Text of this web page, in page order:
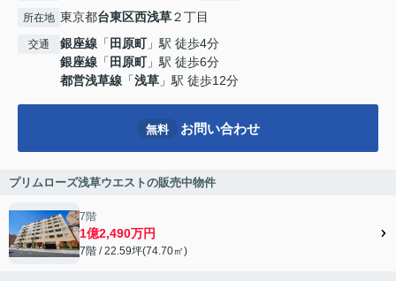
所在地 東京都台東区西浅草２丁目
交通 銀座線 「 田原町」駅 徒歩4分
銀座線 「 田原町」駅 徒歩6分
都営浅草線 「浅草 」駅 徒歩12分
無料 お問い合わせ
プリムローズ浅草ウエストの販売中物件
7階
1億2,490万円
7階 / 22.59坪(74.70㎡)